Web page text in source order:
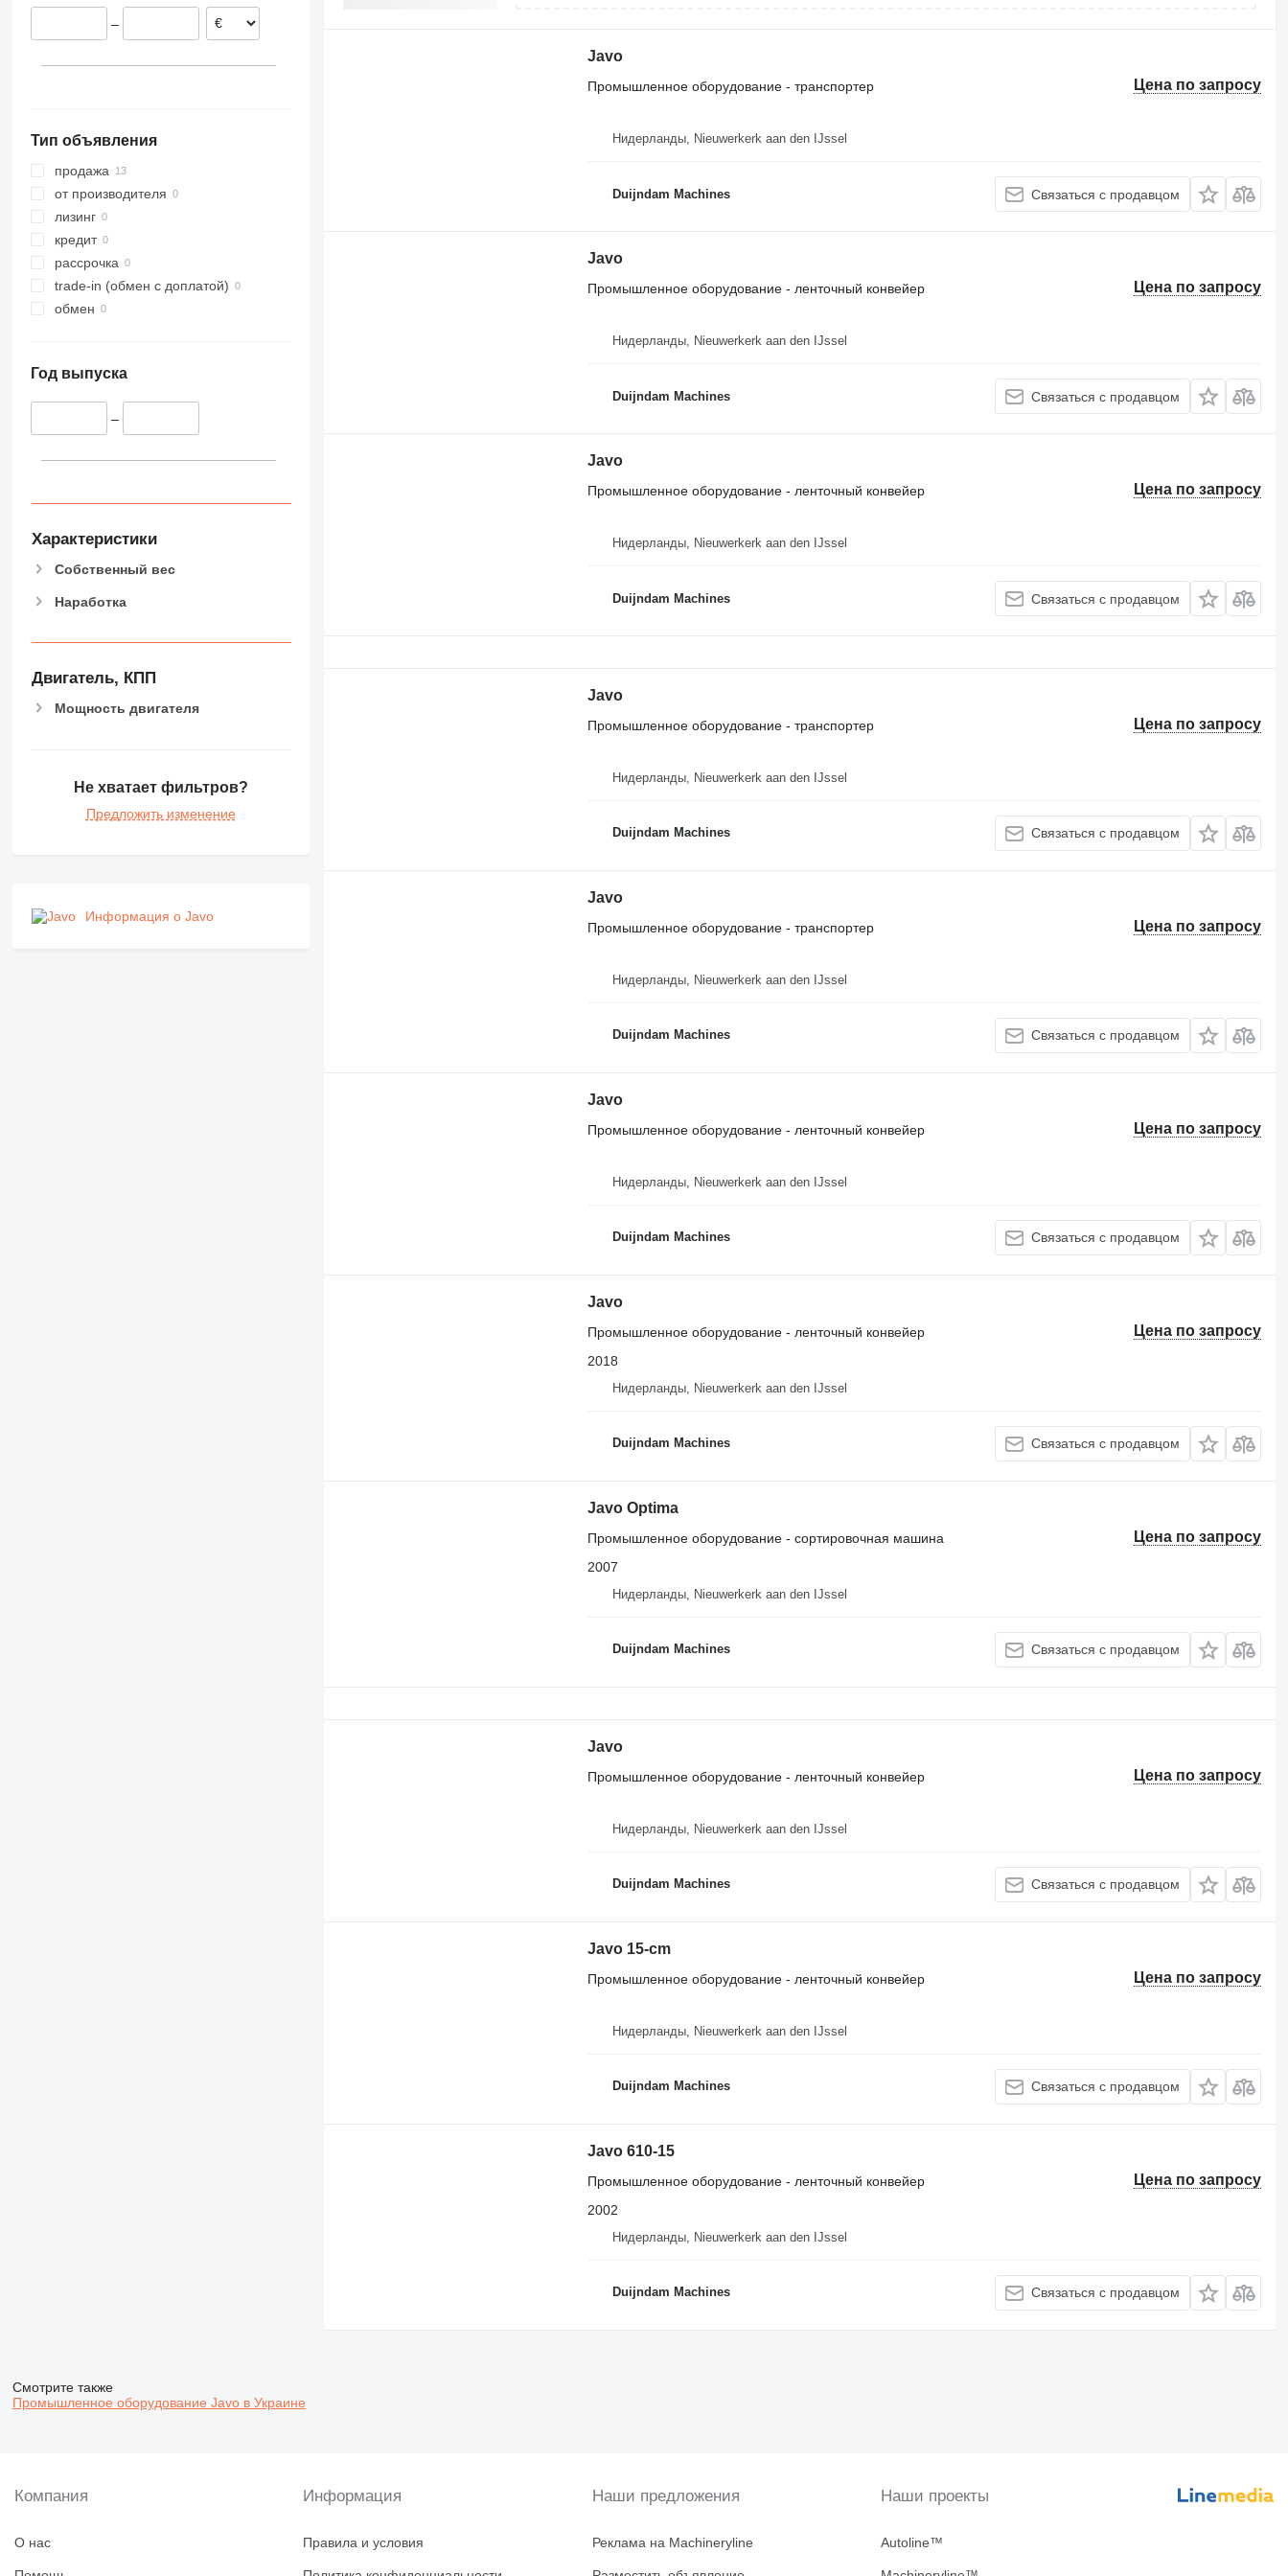
–
Тип объявления
продажа
от производителя
лизинг
кредит
рассрочка
trade-in (обмен с доплатой)
обмен
Год выпуска
–
Характеристики
Собственный вес
Наработка
Двигатель, КПП
Мощность двигателя
Не хватает фильтров?
Предложить изменение
Информация о Javo
Javo
Цена по запросу
Промышленное оборудование - транспортер
Нидерланды, Nieuwerkerk aan den IJssel
Duijndam Machines Связаться с продавцом
Javo
Цена по запросу
Промышленное оборудование - ленточный конвейер
Нидерланды, Nieuwerkerk aan den IJssel
Duijndam Machines Связаться с продавцом
Javo
Цена по запросу
Промышленное оборудование - ленточный конвейер
Нидерланды, Nieuwerkerk aan den IJssel
Duijndam Machines Связаться с продавцом
Javo
Цена по запросу
Промышленное оборудование - транспортер
Нидерланды, Nieuwerkerk aan den IJssel
Duijndam Machines Связаться с продавцом
Javo
Цена по запросу
Промышленное оборудование - транспортер
Нидерланды, Nieuwerkerk aan den IJssel
Duijndam Machines Связаться с продавцом
Javo
Цена по запросу
Промышленное оборудование - ленточный конвейер
Нидерланды, Nieuwerkerk aan den IJssel
Duijndam Machines Связаться с продавцом
Javo
Цена по запросу
Промышленное оборудование - ленточный конвейер
2018
Нидерланды, Nieuwerkerk aan den IJssel
Duijndam Machines Связаться с продавцом
Javo Optima
Цена по запросу
Промышленное оборудование - сортировочная машина
2007
Нидерланды, Nieuwerkerk aan den IJssel
Duijndam Machines Связаться с продавцом
Javo
Цена по запросу
Промышленное оборудование - ленточный конвейер
Нидерланды, Nieuwerkerk aan den IJssel
Duijndam Machines Связаться с продавцом
Javo 15-cm
Цена по запросу
Промышленное оборудование - ленточный конвейер
Нидерланды, Nieuwerkerk aan den IJssel
Duijndam Machines Связаться с продавцом
Javo 610-15
Цена по запросу
Промышленное оборудование - ленточный конвейер
2002
Нидерланды, Nieuwerkerk aan den IJssel
Duijndam Machines Связаться с продавцом
Смотрите также
Промышленное оборудование Javo в Украине
Компания
О нас
Информация
Правила и условия
Наши предложения
Реклама на Machineryline
Наши проекты
Autoline™